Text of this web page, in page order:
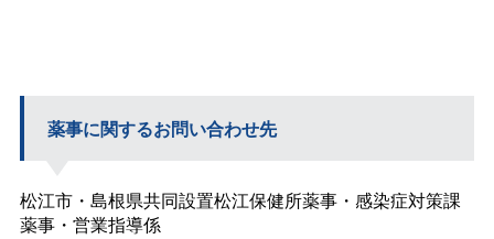
薬事に関するお問い合わせ先
松江市・島根県共同設置松江保健所薬事・感染症対策課
薬事・営業指導係